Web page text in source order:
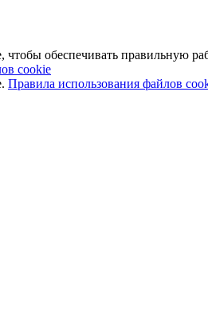
обеспечивать правильную
cookie
Правила использования файлов